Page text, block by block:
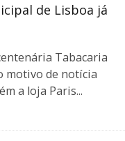
de Lisboa já
Tabacaria
motivo de notícia
a loja Paris...